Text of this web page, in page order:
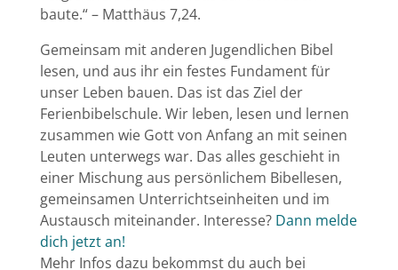
baute.“ – Matthäus 7,24.
Gemeinsam mit anderen Jugendlichen Bibel
lesen, und aus ihr ein festes Fundament für
unser Leben bauen. Das ist das Ziel der
Ferienbibelschule. Wir leben, lesen und lernen
zusammen wie Gott von Anfang an mit seinen
Leuten unterwegs war. Das alles geschieht in
einer Mischung aus persönlichem Bibellesen,
gemeinsamen Unterrichtseinheiten und im
Austausch miteinander. Interesse? Dann melde
dich jetzt an!
Mehr Infos dazu bekommst du auch bei